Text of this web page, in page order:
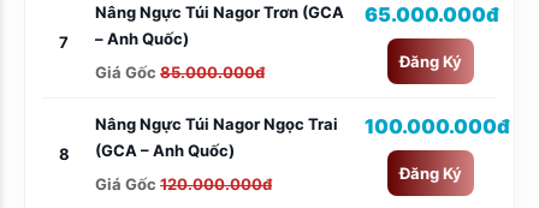
7
Nâng Ngực Túi Nagor Trơn (GCA
– Anh Quốc)
Giá Gốc 85.000.000đ
65.000.000đ
Đăng Ký
8
Nâng Ngực Túi Nagor Ngọc Trai
(GCA – Anh Quốc)
Giá Gốc 120.000.000đ
100.000.000đ
Đăng Ký